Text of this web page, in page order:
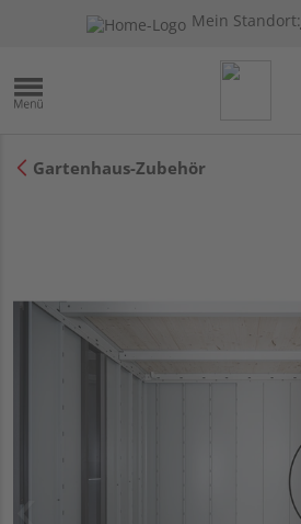
Mein Standort:
Gartenhaus-Zubehör